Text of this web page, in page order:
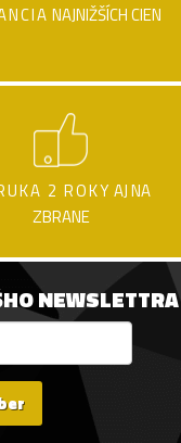
NAJNIŽŠÍCH CIEN
2 ROKY AJ NA
ZBRANE
NEWSLETTRA